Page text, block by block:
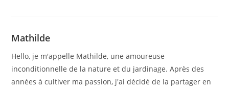
Mathilde
Hello, je m'appelle Mathilde, une amoureuse
inconditionnelle de la nature et du jardinage. Après des
années à cultiver ma passion, j'ai décidé de la partager en